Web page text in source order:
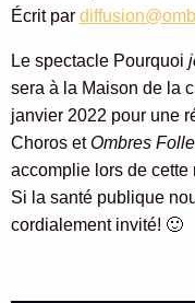
Écrit par
Le spectacle Pourquoi
sera à la Maison de la
janvier 2022 pour une
Choros etOmbres
accomplie lors de cette
Si la santé publique
cordialement invité! 🙂